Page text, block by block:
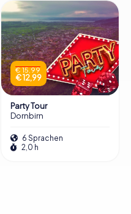
€ 15,99
€ 12,99
Party Tour
Dornbirn
6 Sprachen
2,0 h